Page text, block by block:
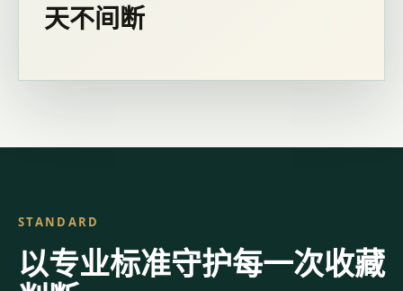
天不间断
STANDARD
以专业标准守护每一次收藏